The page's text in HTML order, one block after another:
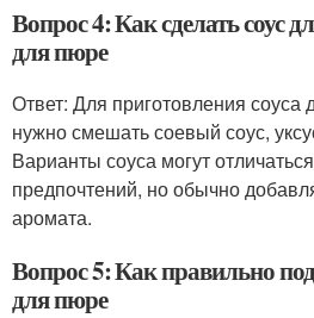
Вопрос 4: Как сделать соус
для пюре
Ответ: Для приготовления соуса
нужно смешать соевый соус,
Варианты соуса могут
предпочтений, но обычно
аромата.
Вопрос 5: Как правильно
для пюре